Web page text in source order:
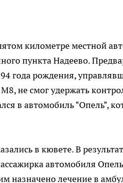
километре местной
пункта Надеево.
года рождения,
не смог удержать
в автомобиль "Опель",
в кювете. В
автомобиля
назначено лечение в